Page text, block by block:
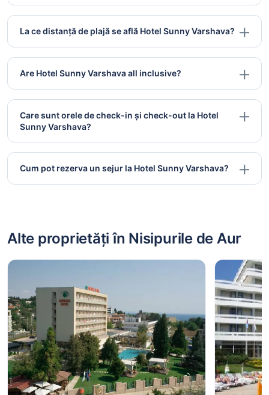
La ce distanță de plajă se află Hotel Sunny Varshava?
Are Hotel Sunny Varshava all inclusive?
Care sunt orele de check-in și check-out la Hotel
Sunny Varshava?
Cum pot rezerva un sejur la Hotel Sunny Varshava?
Alte proprietăți în Nisipurile de Aur